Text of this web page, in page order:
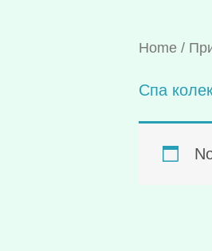
Home/
Спа